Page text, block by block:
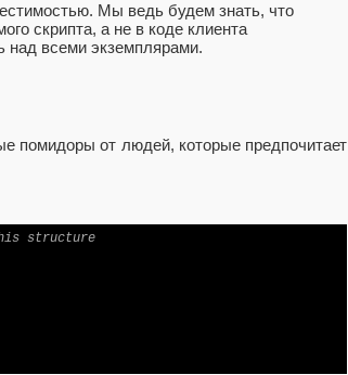
Мы ведь будем знать, что
скрипта, а не в коде клиента
над всеми экземплярами.
помидоры от людей, которые предпочитает
structure